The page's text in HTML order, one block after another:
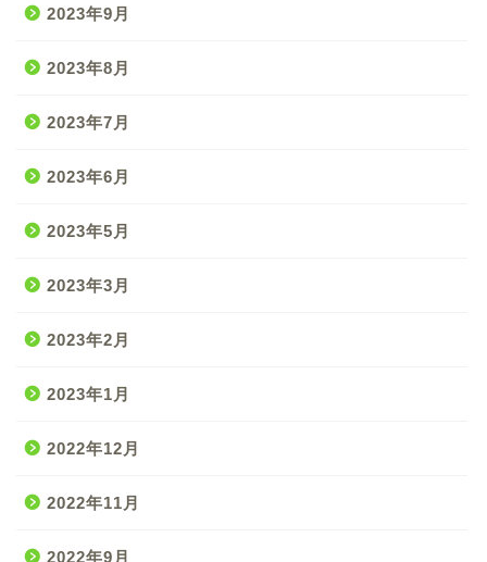
2023年9月
2023年8月
2023年7月
2023年6月
2023年5月
2023年3月
2023年2月
2023年1月
2022年12月
2022年11月
2022年9月